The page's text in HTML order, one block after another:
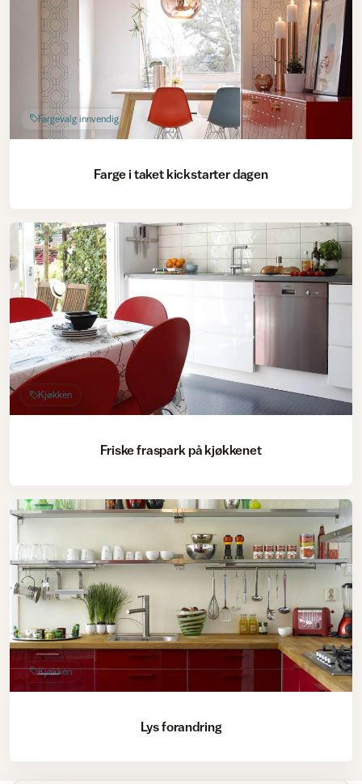
Fargevalg innvendig
Farge i taket kickstarter dagen
Kjøkken
Friske fraspark på kjøkkenet
Kjøkken
Lys forandring